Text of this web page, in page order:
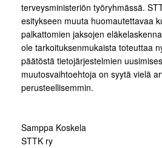
terveysministeriön työryhmässä.
esitykseen muuta huomautettavaa
palkattomien jaksojen
ole tarkoituksenmukaista toteuttaa
päätöstä tietojärjestelmien
muutosvaihtoehtoja on syytä vielä
perusteellisemmin.
Samppa Koskela
STTK ry